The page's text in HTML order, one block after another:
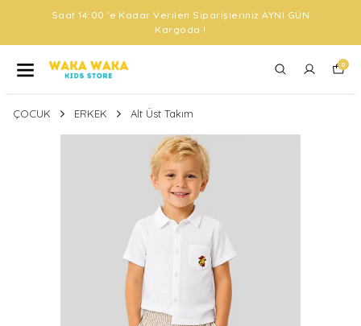
Saat 14:00 'e Kadar Verilen Siparişleriniz AYNI GÜN
Kargoda !
0
ÇOCUK ERKEK Alt Üst Takım